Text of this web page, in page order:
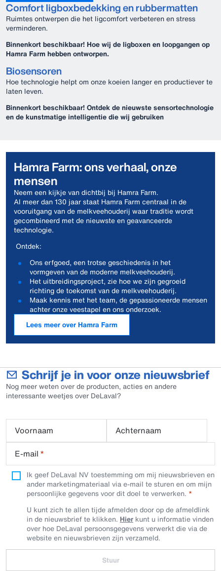
Comfort ligboxbedekking en rubbermatten
Ruimtes ontwerpen die het ligcomfort verbeteren en stress
verminderen.
Binnenkort beschikbaar! Hoe wij de ligboxen en loopgangen op
Hamra Farm hebben ontworpen.
Biosensoren
Hoe technologie helpt om onze koeien langer en productiever te
laten leven.
Binnenkort beschikbaar! Ontdek de nieuwste sensortechnologie
en de kunstmatige intelligentie die wij gebruiken
Hamra Farm: ons verhaal, onze
mensen
Neem een kijkje van dichtbij bij Hamra Farm.
Al meer dan 130 jaar staat Hamra Farm centraal in de
vooruitgang van de melkveehouderij waar traditie wordt
gecombineerd met de nieuwste en geavanceerde
technologie.
Ontdek:
Ons erfgoed, een trotse geschiedenis in het
vormgeven van de moderne melkveehouderij.
Het uitbreidingsproject, zie hoe we zijn gegroeid
richting de toekomst van de melkveehouderij.
Maak kennis met het team, de gepassioneerde mensen
achter onze veestapel en ons onderzoek.
Lees meer over Hamra Farm
Schrijf je in voor onze nieuwsbrief
Nog meer weten over de producten, acties en andere
interessante weetjes over DeLaval?
Voornaam
Achternaam
E-mail *
Ik geef DeLaval NV toestemming om mij nieuwsbrieven en
ander marketingmateriaal via e-mail te sturen en om mijn
persoonlijke gegevens voor dit doel te verwerken.
U kunt zich te allen tijde afmelden door op de afmeldlink
in de nieuwsbrief te klikken. Hier kunt u informatie vinden
over hoe DeLaval persoonsgegevens verwerkt die via de
website en nieuwsbrieven zijn verzameld.
Stuur